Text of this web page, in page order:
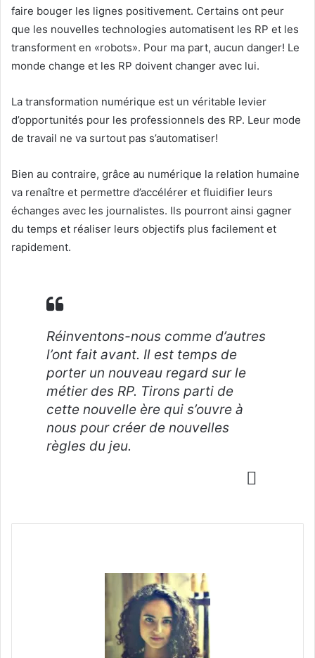
faire bouger les lignes positivement. Certains ont peur
que les nouvelles technologies automatisent les RP et les
transforment en «robots». Pour ma part, aucun danger! Le
monde change et les RP doivent changer avec lui.
La transformation numérique est un véritable levier
d’opportunités pour les professionnels des RP. Leur mode
de travail ne va surtout pas s’automatiser!
Bien au contraire, grâce au numérique la relation humaine
va renaître et permettre d’accélérer et fluidifier leurs
échanges avec les journalistes. Ils pourront ainsi gagner
du temps et réaliser leurs objectifs plus facilement et
rapidement.
Réinventons-nous comme d’autres
l’ont fait avant. Il est temps de
porter un nouveau regard sur le
métier des RP. Tirons parti de
cette nouvelle ère qui s’ouvre à
nous pour créer de nouvelles
règles du jeu.